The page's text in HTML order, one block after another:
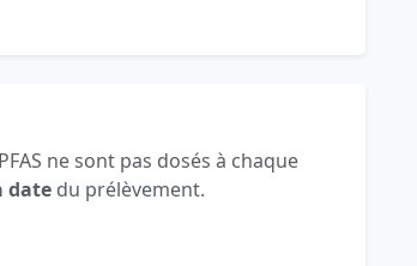
ne sont pas dosés à chaque
date du prélèvement.